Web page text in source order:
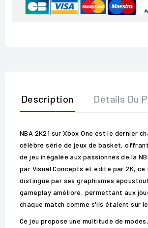
Description Détails Du
NBA 2K21 sur Xbox One est le dernier
célèbre série de jeux de basket,
de jeu inégalée aux passionnés de la
par Visual Concepts et édité par 2K,
distingue par ses graphismes
gameplay amélioré, permettant aux
chaque match comme s'ils étaient sur
Ce jeu propose une multitude de